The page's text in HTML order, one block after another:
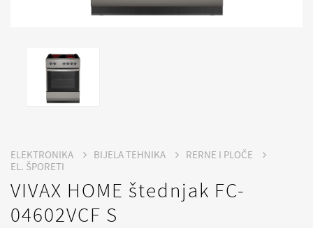
ELEKTRONIKA BIJELA TEHNIKA
RERNE I PLOČE
EL. ŠPORETI
VIVAX HOME štednjak FC-
04602VCF S